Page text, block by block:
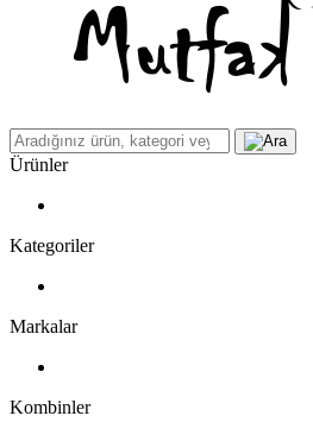
Ürünler
Kategoriler
Markalar
Kombinler